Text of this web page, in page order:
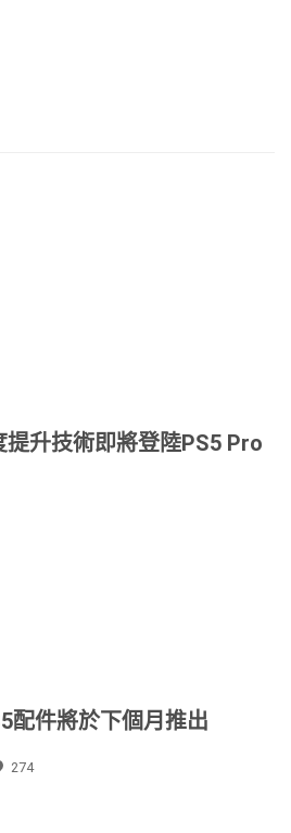
提升技術即將登陸PS5 Pro
配件將於下個月推出
274